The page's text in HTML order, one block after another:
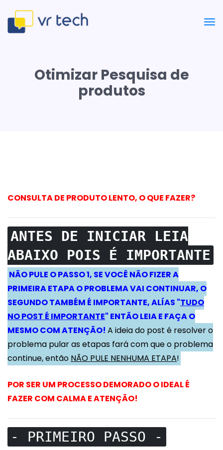
Otimizar Pesquisa de
produtos
CONSULTA DE PRODUTO LENTO, O QUE FAZER?
ANTES DE INICIAR LEIA
ABAIXO POIS É IMPORTANTE
NÃO PULE O PASSO 1, SE VOCÊ NÃO FIZER A
PRIMEIRA ETAPA O PROBLEMA VAI CONTINUAR, O
SEGUNDO TAMBÉM É IMPORTANTE, ALÍAS "TUDO
NO POST É IMPORTANTE" ENTÃO LEIA E FAÇA O
MESMO COM ATENÇÃO! A ideia do post é resolver o
problema pular as etapas fará com que o problema
continue, então NÃO PULE NENHUMA ETAPA!
POR SER UM PROCESSO DEMORADO O IDEAL É
FAZER COM CALMA E ATENÇÃO!
- PRIMEIRO PASSO -